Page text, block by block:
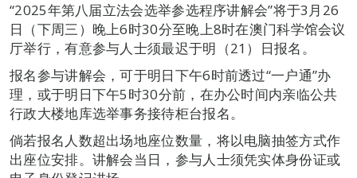
“2025年第八届立法会选举参选程序讲解会”将于3月26
日（下周三）晚上6时30分至晚上8时在澳门科学馆会议
厅举行，有意参与人士须最迟于明（21）日报名。
报名参与讲解会，可于明日下午6时前透过“一户通”办
理，或于明日下午5时30分前，在办公时间内亲临公共
行政大楼地库选举事务接待柜台报名。
倘若报名人数超出场地座位数量，将以电脑抽签方式作
出座位安排。讲解会当日，参与人士须凭实体身份证或